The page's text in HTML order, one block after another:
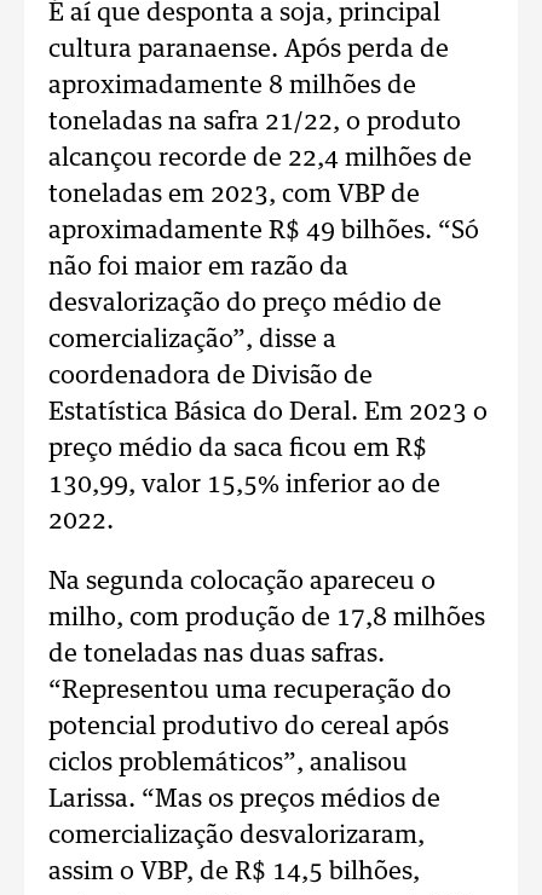
É aí que desponta a soja, principal
cultura paranaense. Após perda de
aproximadamente 8 milhões de
toneladas na safra 21/22, o produto
alcançou recorde de 22,4 milhões de
toneladas em 2023, com VBP de
aproximadamente R$ 49 bilhões. “Só
não foi maior em razão da
desvalorização do preço médio de
comercialização”, disse a
coordenadora de Divisão de
Estatística Básica do Deral. Em 2023 o
preço médio da saca ficou em R$
130,99, valor 15,5% inferior ao de
2022.
Na segunda colocação apareceu o
milho, com produção de 17,8 milhões
de toneladas nas duas safras.
“Representou uma recuperação do
potencial produtivo do cereal após
ciclos problemáticos”, analisou
Larissa. “Mas os preços médios de
comercialização desvalorizaram,
assim o VBP, de R$ 14,5 bilhões,